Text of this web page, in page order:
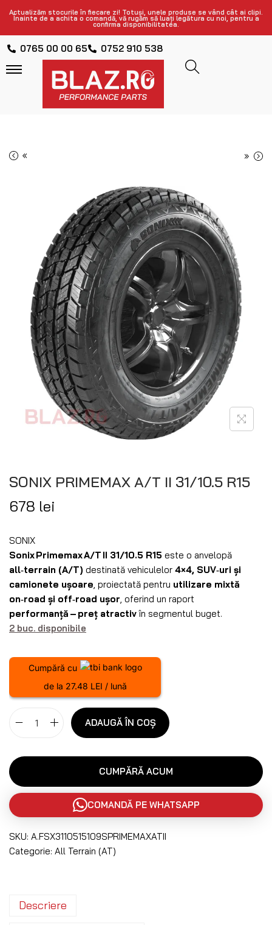
Actualizăm stocurile în fiecare zi! Totuși, unele produse se vând cât ai clipi.
Înainte de a achita o comandă, vă rugăm să luați legătura cu noi, pentru a
confirma disponibilitatea.
0765 00 00 65 0752 910 538
« »
SONIX PRIMEMAX A/T II 31/10.5 R15
678 lei
SONIX
Sonix Primemax A/T II 31/10.5 R15 este o anvelopă
all‑terrain (A/T) destinată vehiculelor 4×4, SUV‑uri și
camionete ușoare , proiectată pentru utilizare mixtă
on‑road și off‑road ușor , oferind un raport
performanță – preț atractivîn segmentul buget.
2 buc. disponibile
Cumpără cu
de la 27.48 LEI / lună
ADAUGĂ ÎN COȘ
CUMPĂRĂ ACUM
COMANDĂ PE WHATSAPP
SKU: A.FSX3110515109SPRIMEMAXATII
Categorie: All Terrain (AT)
Descriere